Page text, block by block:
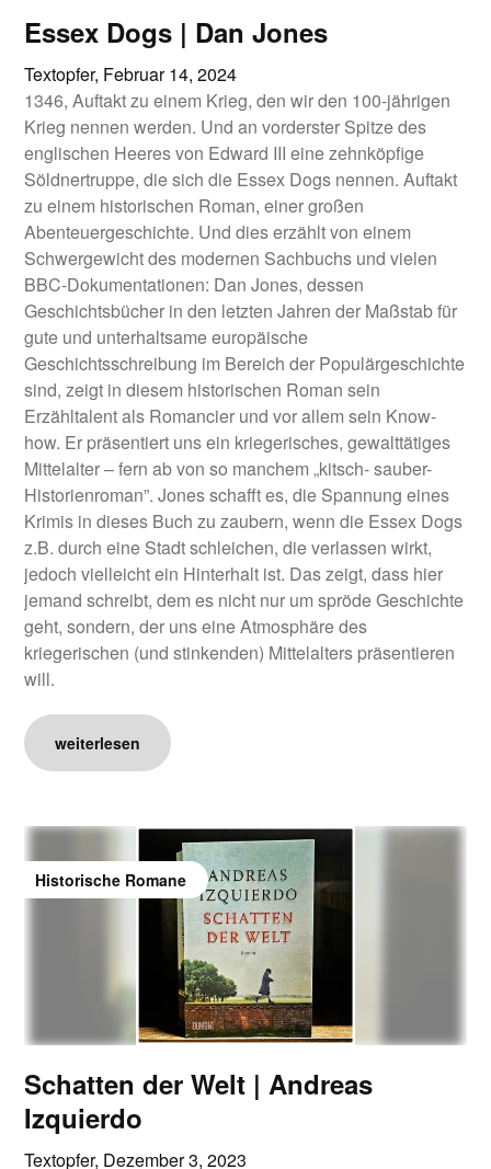
Essex Dogs | Dan Jones
Textopfer, Februar 14, 2024
1346, Auftakt zu einem Krieg, den wir den 100-jährigen
Krieg nennen werden. Und an vorderster Spitze des
englischen Heeres von Edward III eine zehnköpfige
Söldnertruppe, die sich die Essex Dogs nennen. Auftakt
zu einem historischen Roman, einer großen
Abenteuergeschichte. Und dies erzählt von einem
Schwergewicht des modernen Sachbuchs und vielen
BBC-Dokumentationen: Dan Jones, dessen
Geschichtsbücher in den letzten Jahren der Maßstab für
gute und unterhaltsame europäische
Geschichtsschreibung im Bereich der Populärgeschichte
sind, zeigt in diesem historischen Roman sein
Erzähltalent als Romancier und vor allem sein Know-
how. Er präsentiert uns ein kriegerisches, gewalttätiges
Mittelalter – fern ab von so manchem „kitsch- sauber-
Historienroman”. Jones schafft es, die Spannung eines
Krimis in dieses Buch zu zaubern, wenn die Essex Dogs
z.B. durch eine Stadt schleichen, die verlassen wirkt,
jedoch vielleicht ein Hinterhalt ist. Das zeigt, dass hier
jemand schreibt, dem es nicht nur um spröde Geschichte
geht, sondern, der uns eine Atmosphäre des
kriegerischen (und stinkenden) Mittelalters präsentieren
will.
weiterlesen
Historische Romane
Schatten der Welt | Andreas
Izquierdo
Textopfer, Dezember 3, 2023